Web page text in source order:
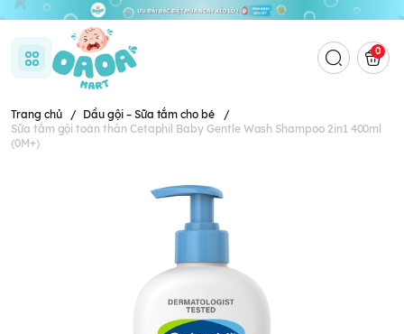
0
Trang chủ / Dầu gội – Sữa tắm cho bé
/
Sữa tắm gội toàn thân Cetaphil Baby Gentle Wash Shampoo 2in1 400ml
(0M+)